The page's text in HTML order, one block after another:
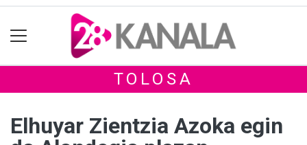
TOLOSA
Elhuyar Zientzia Azoka egin